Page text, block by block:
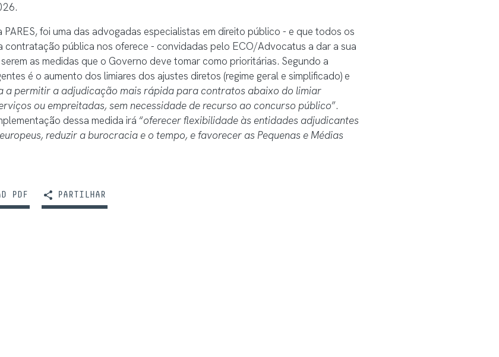
foi uma das advogadas especialistas em direito público - e que todos os
contratação pública nos oferece - convidadas pelo ECO/Advocatus a dar a sua
as medidas que o Governo deve tomar como prioritárias. Segundo a
é o aumento dos limiares dos ajustes diretos (regime geral e simplificado) e
a permitir a adjudicação mais rápida para contratos abaixo do limiar
ou empreitadas, sem necessidade de recurso ao concurso público”.
dessa medida irá “oferecer flexibilidade às entidades adjudicantes
reduzir a burocracia e o tempo, e favorecer as Pequenas e Médias
PDF PARTILHAR